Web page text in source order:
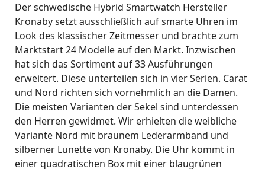
Der schwedische Hybrid Smartwatch Hersteller
Kronaby setzt ausschließlich auf smarte Uhren im
Look des klassischer Zeitmesser und brachte zum
Marktstart 24 Modelle auf den Markt. Inzwischen
hat sich das Sortiment auf 33 Ausführungen
erweitert. Diese unterteilen sich in vier Serien. Carat
und Nord richten sich vornehmlich an die Damen.
Die meisten Varianten der Sekel sind unterdessen
den Herren gewidmet. Wir erhielten die weibliche
Variante Nord mit braunem Lederarmband und
silberner Lünette von Kronaby. Die Uhr kommt in
einer quadratischen Box mit einer blaugrünen